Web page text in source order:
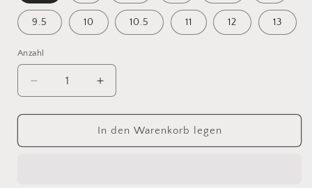
9.5 10 10.5 11 12 13
Anzahl
Verringere
die
Menge
Diamant
Erhöhe
die
Menge
für
Diamant
In den Warenkorb legen